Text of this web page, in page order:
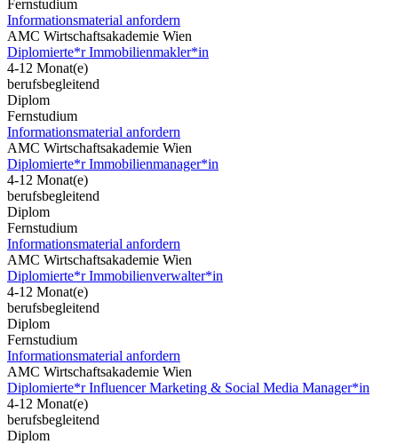
Fernstudium
Informationsmaterial anfordern
AMC Wirtschaftsakademie Wien
Diplomierte*r Immobilienmakler*in
4-12 Monat(e)
berufsbegleitend
Diplom
Fernstudium
Informationsmaterial anfordern
AMC Wirtschaftsakademie Wien
Diplomierte*r Immobilienmanager*in
4-12 Monat(e)
berufsbegleitend
Diplom
Fernstudium
Informationsmaterial anfordern
AMC Wirtschaftsakademie Wien
Diplomierte*r Immobilienverwalter*in
4-12 Monat(e)
berufsbegleitend
Diplom
Fernstudium
Informationsmaterial anfordern
AMC Wirtschaftsakademie Wien
Diplomierte*r Influencer Marketing & Social Media Manager*in
4-12 Monat(e)
berufsbegleitend
Diplom